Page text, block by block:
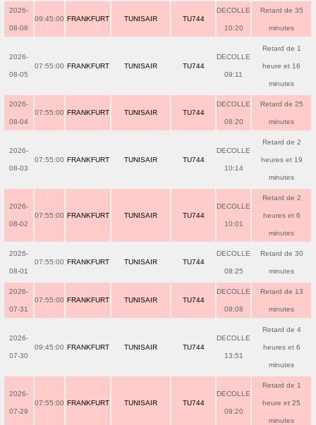
2026-
08-06
09:45:00 FRANKFURT TUNISAIR TU744
DECOLLE
10:20
Retard de 35
minutes
2026-
08-05
07:55:00 FRANKFURT TUNISAIR TU744
DECOLLE
09:11
Retard de 1
heure et 16
minutes
2026-
08-04
07:55:00 FRANKFURT TUNISAIR TU744
DECOLLE
08:20
Retard de 25
minutes
2026-
08-03
07:55:00 FRANKFURT TUNISAIR TU744
DECOLLE
10:14
Retard de 2
heures et 19
minutes
2026-
08-02
07:55:00 FRANKFURT TUNISAIR TU744
DECOLLE
10:01
Retard de 2
heures et 6
minutes
2026-
08-01
07:55:00 FRANKFURT TUNISAIR TU744
DECOLLE
08:25
Retard de 30
minutes
2026-
07-31
07:55:00 FRANKFURT TUNISAIR TU744
DECOLLE
08:08
Retard de 13
minutes
2026-
07-30
09:45:00 FRANKFURT TUNISAIR TU744
DECOLLE
13:51
Retard de 4
heures et 6
minutes
2026-
07-29
07:55:00 FRANKFURT TUNISAIR TU744
DECOLLE
09:20
Retard de 1
heure et 25
minutes